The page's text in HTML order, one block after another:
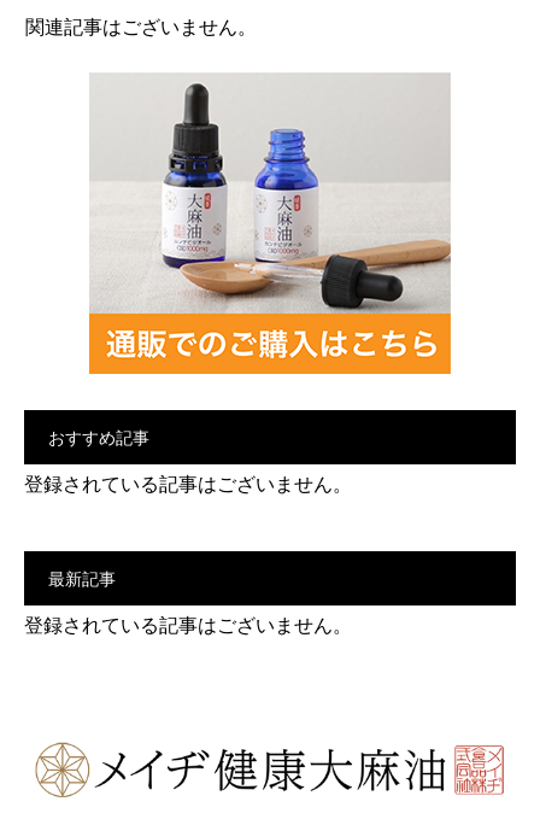
関連記事はございません。
おすすめ記事
登録されている記事はございません。
最新記事
登録されている記事はございません。